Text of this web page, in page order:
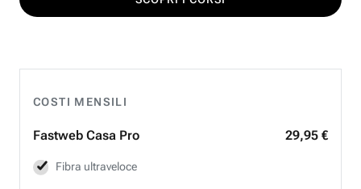
COSTI MENSILI
Fastweb Casa Pro 29,95 €
Fibra ultraveloce